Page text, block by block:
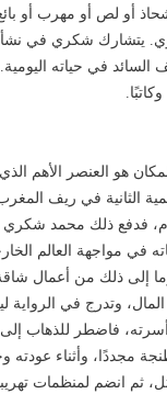
من العمر 20 عامًا تقريبًا. تجربته كشحاذ أو
يتشارك شكري في
في حياته اليومية.
هو العنصر الأهم
الثانية في ريف
كانت طنجة تحت حماية الانتداب الإسباني في الفترة بين عام
في مواجهة العالم
ذلك من أعمال
وتدرج في الرواية
فاضطر للذهاب إلى
طنجة مجددًا، وأثناء
ثم انضم لمنظمات